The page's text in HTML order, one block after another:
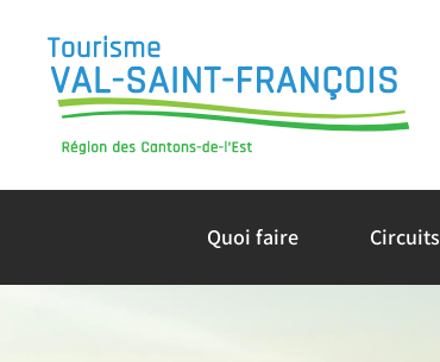
content
Quoi faire Circuits